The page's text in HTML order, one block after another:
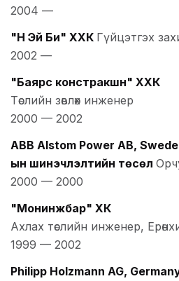
2004 —
"Н Эй Би" ХХК Гүйцэтгэх
2002 —
"Баярс констракшн" ХХК
Төслийн зөвлөх инженер
2000 — 2002
ABB Alstom Power AB,
ын шинэчлэлтийн төсөл
2000 — 2000
"Монинжбар" ХК
Ахлах төслийн инженер,
1999 — 2002
Philipp Holzmann AG,